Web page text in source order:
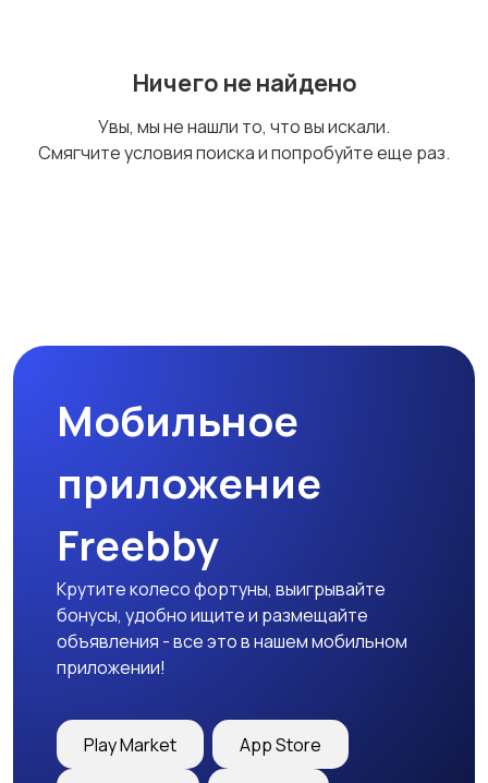
стабилизаторы
оборудование
Ничего не найдено
Увы, мы не нашли то, что вы искали.
Смягчите условия поиска и попробуйте еще раз.
Мобильное
приложение
Freebby
Крутите колесо фортуны, выигрывайте
бонусы, удобно ищите и размещайте
объявления - все это в нашем мобильном
приложении!
Play Market App Store